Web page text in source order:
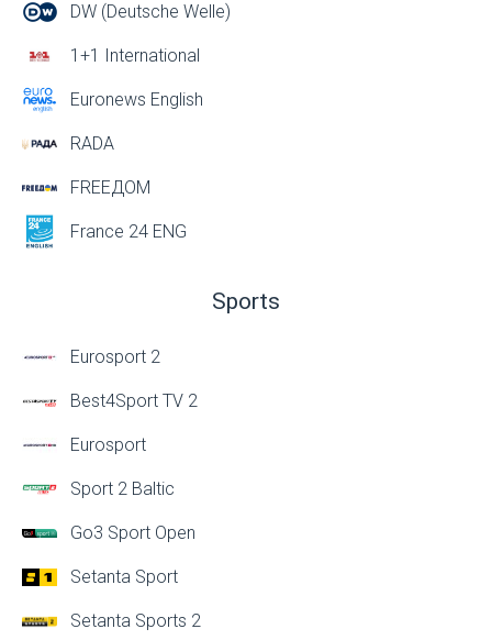
DW (Deutsche Welle)
1+1 International
Euronews English
RADA
FREEДОМ
France 24 ENG
Sports
Eurosport 2
Best4Sport TV 2
Eurosport
Sport 2 Baltic
Go3 Sport Open
Setanta Sport
Setanta Sports 2